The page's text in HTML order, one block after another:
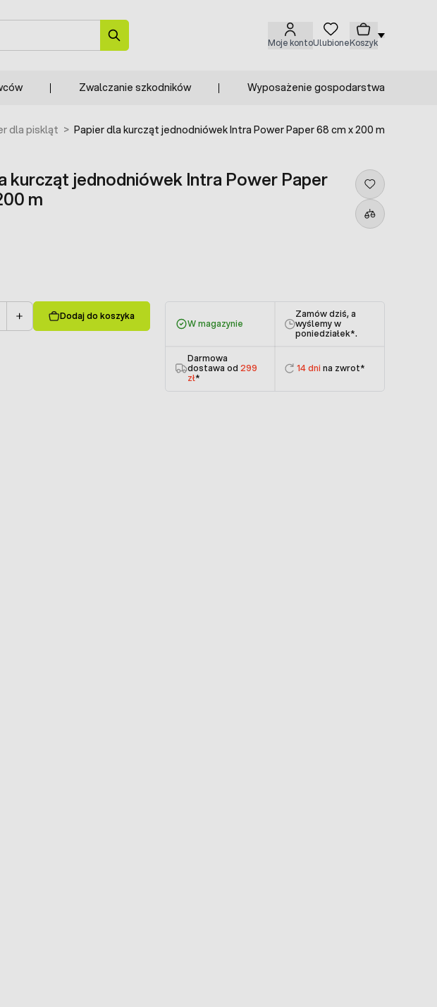
Moje kontoUlubioneKoszyk
Zwalczanie szkodników Wyposażenie gospodarstwa
dla piskląt > Papier dla kurcząt jednodniówek Intra Power Paper 68 cm x 200 m
kurcząt jednodniówek Intra Power Paper
m
Dodaj do koszyka
W magazynie
Zamów dziś, a
wyślemy w
poniedziałek*.
Darmowa
dostawa od 299
zł*
14 dni na zwrot*